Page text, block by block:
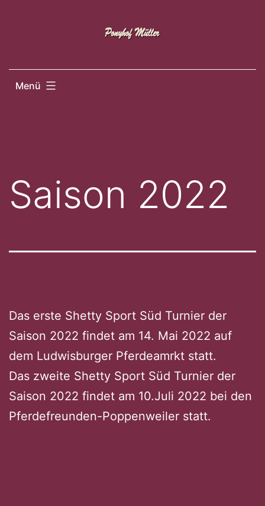
Menü
Saison 2022
Das erste Shetty Sport Süd Turnier der
Saison 2022 findet am 14. Mai 2022 auf
dem Ludwisburger Pferdeamrkt statt.
Das zweite Shetty Sport Süd Turnier der
Saison 2022 findet am 10.Juli 2022 bei den
Pferdefreunden-Poppenweiler statt.